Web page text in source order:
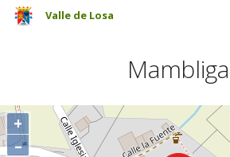
Pasar al contenido
Valle de Losa
Mambliga
+
–